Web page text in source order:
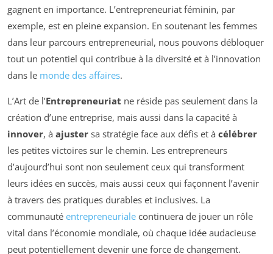
gagnent en importance. L’entrepreneuriat féminin, par
exemple, est en pleine expansion. En soutenant les femmes
dans leur parcours entrepreneurial, nous pouvons débloquer
tout un potentiel qui contribue à la diversité et à l’innovation
dans le monde des affaires.
L’Art de l’Entrepreneuriat ne réside pas seulement dans la
création d’une entreprise, mais aussi dans la capacité à
innover, à ajuster sa stratégie face aux défis et à célébrer
les petites victoires sur le chemin. Les entrepreneurs
d’aujourd’hui sont non seulement ceux qui transforment
leurs idées en succès, mais aussi ceux qui façonnent l’avenir
à travers des pratiques durables et inclusives. La
communauté entrepreneuriale continuera de jouer un rôle
vital dans l’économie mondiale, où chaque idée audacieuse
peut potentiellement devenir une force de changement.